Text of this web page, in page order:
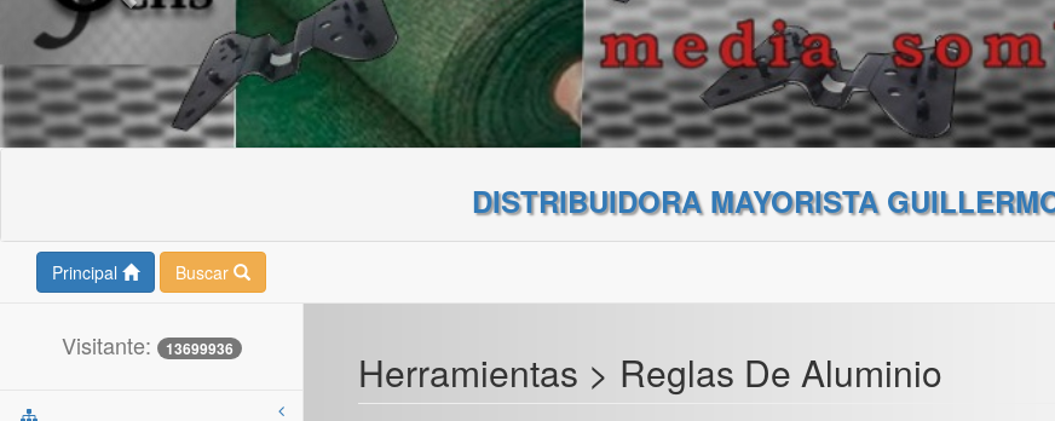
DISTRIBUIDORA MAYORISTA
Principal Buscar
Visitante: 13699936 Herramientas > Reglas De Aluminio